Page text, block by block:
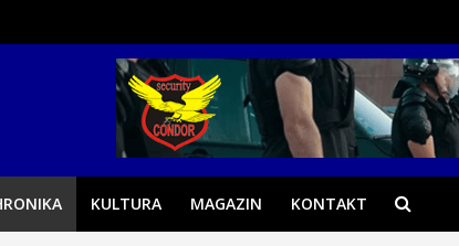
KULTURA MAGAZIN KONTAKT